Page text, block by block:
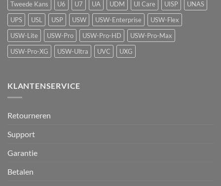
Tweede Kans
U6 U7 UA UDM UI Care UISP
UNAS
UPS
USL USP USW USW-Enterprise
USW-Flex
USW-Lite
USW-Pro USW-Pro-HD
USW-Pro-Max
USW-Pro-XG
USW-Ultra UVC UXG
KLANTENSERVICE
Retourneren
Support
Garantie
Betalen